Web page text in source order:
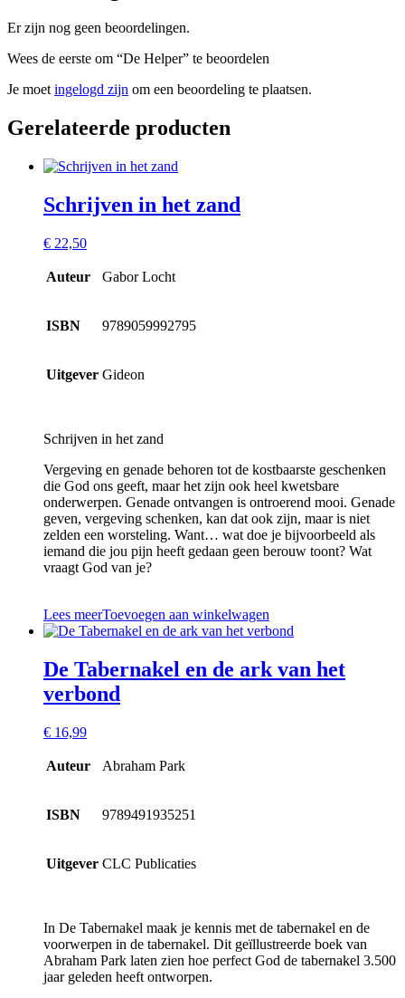
Er zijn nog geen beoordelingen.
Wees de eerste om “De Helper” te beoordelen
Je moet ingelogd zijn om een beoordeling te plaatsen.
Gerelateerde producten
Schrijven in het zand
€ 22,50
Auteur Gabor Locht
ISBN 9789059992795
Uitgever Gideon
Schrijven in het zand
Vergeving en genade behoren tot de kostbaarste geschenken
die God ons geeft, maar het zijn ook heel kwetsbare
onderwerpen. Genade ontvangen is ontroerend mooi. Genade
geven, vergeving schenken, kan dat ook zijn, maar is niet
zelden een worsteling. Want… wat doe je bijvoorbeeld als
iemand die jou pijn heeft gedaan geen berouw toont? Wat
vraagt God van je?
Lees meerToevoegen aan winkelwagen
De Tabernakel en de ark van het
verbond
€ 16,99
Auteur Abraham Park
ISBN 9789491935251
Uitgever CLC Publicaties
In De Tabernakel maak je kennis met de tabernakel en de
voorwerpen in de tabernakel. Dit geïllustreerde boek van
Abraham Park laten zien hoe perfect God de tabernakel 3.500
jaar geleden heeft ontworpen.